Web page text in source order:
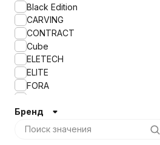
Black Edition
CARVING
CONTRACT
Cube
ELETECH
ELITE
FORA
GABRIEL ANTIC BRASS
GABRIEL ANTIC BRONZE
Бренд